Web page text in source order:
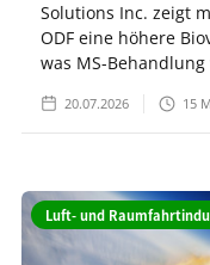
Solutions Inc. zeigt
ODF eine höhere
was MS-
20.07.2026 15
Luft- und